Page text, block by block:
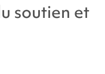
soutien et